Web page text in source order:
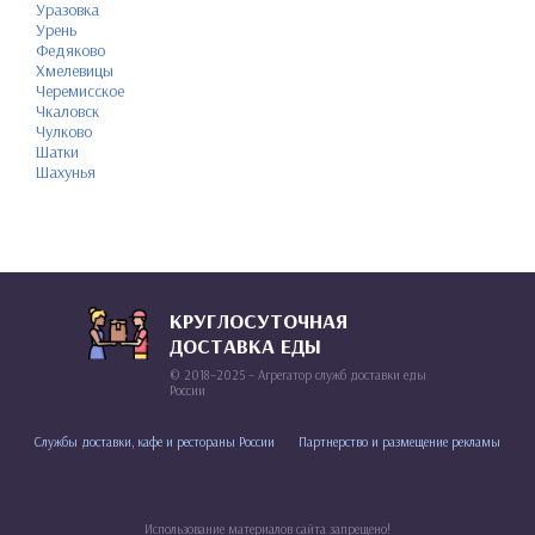
Уразовка
Урень
Федяково
Хмелевицы
Черемисское
Чкаловск
Чулково
Шатки
Шахунья
КРУГЛОСУТОЧНАЯ
ДОСТАВКА ЕДЫ
© 2018–2025 – Агрегатор служб доставки еды
России
Службы доставки, кафе и рестораны России Партнерство и размещение рекламы
Использование материалов сайта запрещено!